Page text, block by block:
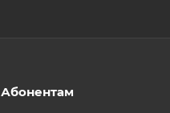
Абонентам